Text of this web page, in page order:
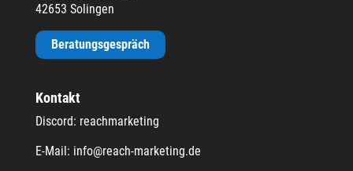
42653 Solingen
Beratungsgespräch
Kontakt
Discord: reachmarketing
E-Mail: info@reach-marketing.de